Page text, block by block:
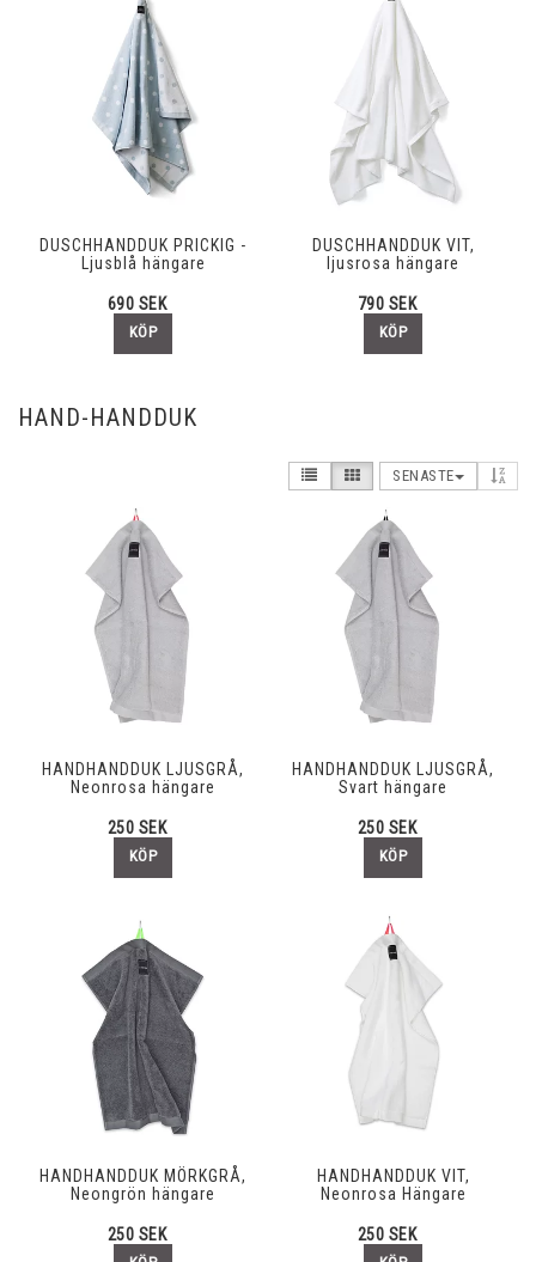
DUSCHHANDDUK PRICKIG -
Ljusblå hängare
690 SEK
KÖP
DUSCHHANDDUK VIT,
ljusrosa hängare
790 SEK
KÖP
HAND-HANDDUK
SENASTE
HANDHANDDUK LJUSGRÅ,
Neonrosa hängare
250 SEK
KÖP
HANDHANDDUK LJUSGRÅ,
Svart hängare
250 SEK
KÖP
HANDHANDDUK MÖRKGRÅ,
Neongrön hängare
250 SEK
HANDHANDDUK VIT,
Neonrosa Hängare
250 SEK